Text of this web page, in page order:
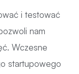
i testować
nam
Wczesne
startupowego